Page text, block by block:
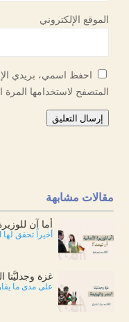
مقالات مشابهة
أما آن
أخيراً تحقق
غزة وجدليَّتا
على مدى ما يقارب ٤٧١ يوماً، وقفت
الموقع الإلكتروني
احفظ اسمي، بريدي
المتصفح لاستخدامها المرة
إرسال التعليق